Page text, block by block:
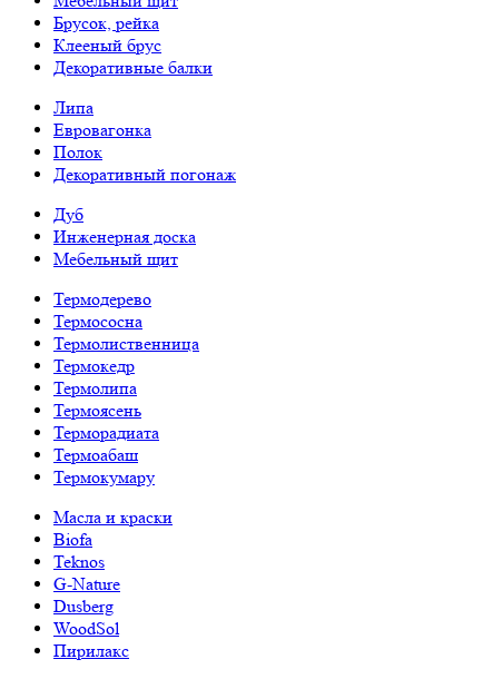
Брусок, рейка
Клееный брус
Декоративные балки
Липа
Евровагонка
Полок
Декоративный погонаж
Дуб
Инженерная доска
Мебельный щит
Термодерево
Термососна
Термолиственница
Термокедр
Термолипа
Термоясень
Терморадиата
Термоабаш
Термокумару
Масла и краски
Biofa
Teknos
G-Nature
Dusberg
WoodSol
Пирилакс